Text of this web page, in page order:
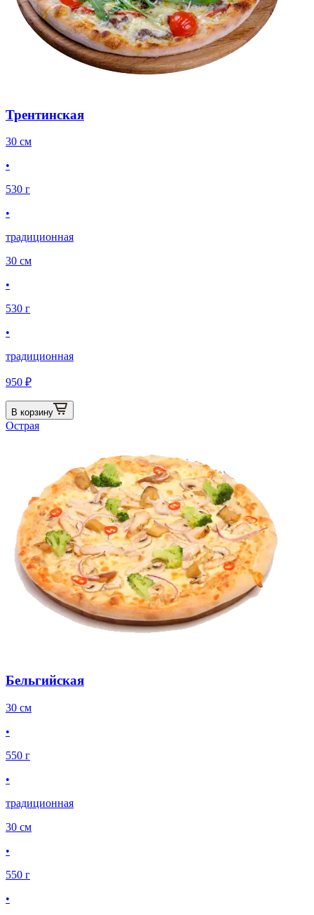
Трентинская
30 см
•
530 г
•
традиционная
30 см
•
530 г
•
традиционная
950 ₽
В корзину
Острая
Бельгийская
30 см
•
550 г
•
традиционная
30 см
•
550 г
•